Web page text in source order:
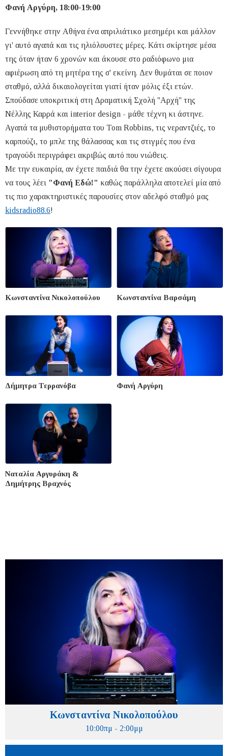
Φανή Αργύρη, 18:00-19:00
Γεννήθηκε στην Αθήνα ένα απριλιάτικο μεσημέρι και μάλλον
γι' αυτό αγαπά και τις ηλιόλουστες μέρες. Kάτι σκίρτησε μέσα
της όταν ήταν 6 χρονών και άκουσε στο ραδιόφωνο μια
αφιέρωση από τη μητέρα της σ' εκείνη. Δεν θυμάται σε ποιον
σταθμό, αλλά δικαιολογείται γιατί ήταν μόλις έξι ετών.
Σπούδασε υποκριτική στη Δραματική Σχολή ''Αρχή'' της
Νέλλης Καρρά και interior design - μάθε τέχνη κι άστηνε.
Αγαπά τα μυθιστορήματα του Tom Robbins, τις νεραντζιές, το
καρπούζι, το μπλε της θάλασσας και τις στιγμές που ένα
τραγούδι περιγράφει ακριβώς αυτό που νιώθεις.
Με την ευκαιρία, αν έχετε παιδιά θα την έχετε ακούσει σίγουρα
να τους λέει "Φανή Εδώ!" καθώς παράλληλα αποτελεί μία από
τις πιο χαρακτηριστικές παρουσίες στον αδελφό σταθμό μας
kidsradio88.6!
Κωνσταντίνα Νικολοπούλου Κωνσταντίνα Βαρσάμη
Δήμητρα Τερρανόβα Φανή Αργύρη
Ναταλία Αργυράκη &
Δημήτρης Βραχνός
Κωνσταντίνα Νικολοπούλου
10:00πμ - 2:00μμ